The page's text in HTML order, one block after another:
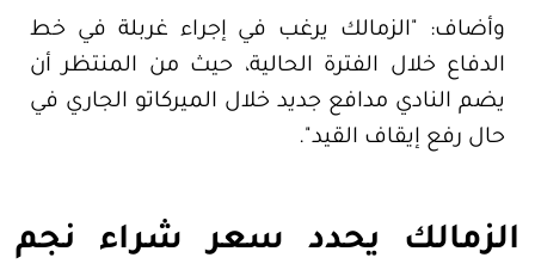
وأضاف: "الزمالك يرغب في إجراء غربلة في خط
الدفاع خلال الفترة الحالية، حيث من المنتظر أن
يضم النادي مدافع جديد خلال الميركاتو الجاري في
حال رفع إيقاف القيد".
الزمالك يحدد سعر شراء نجم